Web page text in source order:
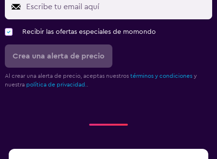
Recibir las ofertas especiales de momondo
Crea una alerta de precio
Al crear una alerta de precio, aceptas nuestros términos y condiciones y
nuestra política de privacidad..